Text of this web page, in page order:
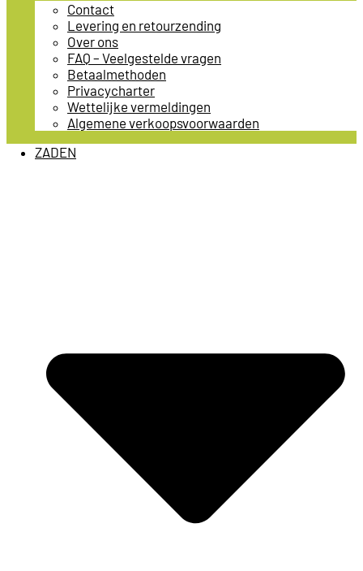
Contact
Levering en retourzending
Over ons
FAQ – Veelgestelde vragen
Betaalmethoden
Privacycharter
Wettelijke vermeldingen
Algemene verkoopsvoorwaarden
ZADEN